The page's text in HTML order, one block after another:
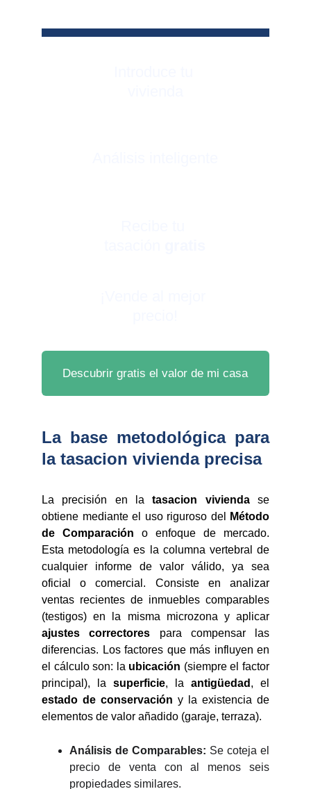
Descubrir gratis el valor de mi casa
La base metodológica para
la tasacion vivienda precisa
La precisión en latasacion viviendase
obtiene mediante el uso riguroso del
Método
de Comparación o enfoque de mercado.
Esta metodología es la columna vertebral de
cualquier informe de valor válido, ya sea
oficial o comercial. Consiste en analizar
ventas recientes de inmuebles comparables
(testigos) en la misma microzona y aplicar
ajustes correctores para compensar las
diferencias. Los factores que más influyen en
el cálculo son: la ubicación (siempre el factor
principal), la superficie, la antigüedad , el
estado de conservación y la existencia de
elementos de valor añadido (garaje, terraza).
Análisis de Comparables: Se coteja el
precio de venta con al menos seis
propiedades similares.